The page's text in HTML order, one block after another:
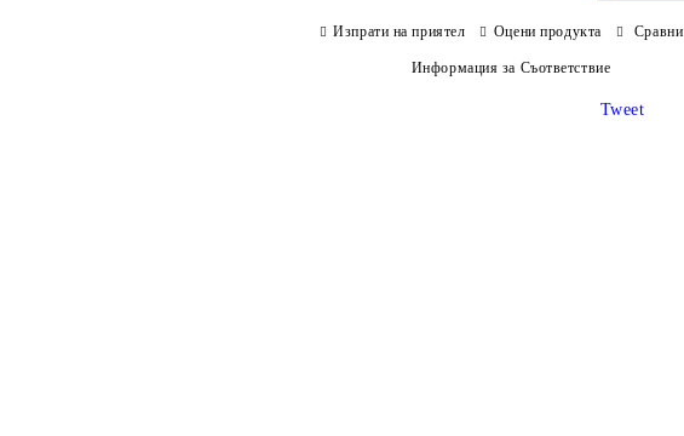
Изпрати на приятел Оцени продукта Сравни
Информация за Съответствие
Tweet